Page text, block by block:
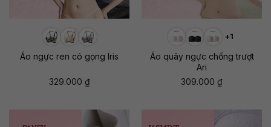
Áo ngực ren có gọng Iris
329.000 ₫
+1
Áo quây ngực chống trượt
Ari
309.000 ₫